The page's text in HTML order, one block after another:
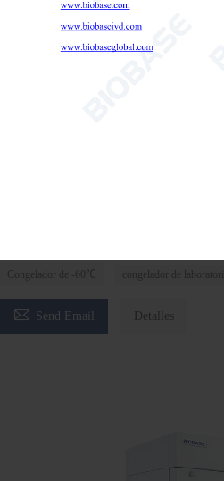
Congelador de -60℃ congelador de laboratorio
 Send Email Detalles